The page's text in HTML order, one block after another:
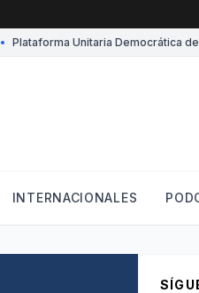
Plataforma Unitaria Democrática
INTERNACIONALES